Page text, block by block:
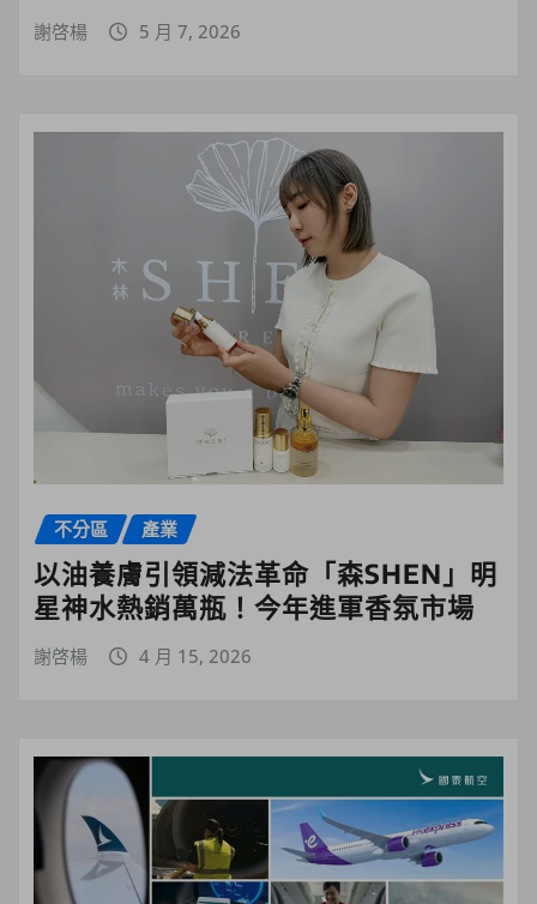
謝啓楊 5 月 7, 2026
不分區 產業
以油養膚引領減法革命「森SHEN」明
星神水熱銷萬瓶！今年進軍香氛市場
謝啓楊 4 月 15, 2026